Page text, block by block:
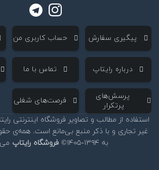
‌ پیگیری سفارش ‌ حساب کاربری من
‌ درباره رایتاپ ‌ تماس با ما
‌ پرسش‌های
پرتکرار
‌ فرصت‌های شغلی
استفاده از مطالب و تصاویر فروشگاه اینترنتی
غیر تجاری و با ذکر منبع بی‌مانع است. همه‌ی
به ۱۳۹۴-۱۴۰۵©
فروشگاه رایتاپ